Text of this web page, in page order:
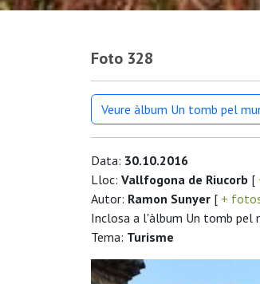
Foto 328
Veure àlbum Un tomb pel
Data: 30.10.2016
Lloc: Vallfogona de Riucorb [
Autor: Ramon Sunyer [ +
Inclosa a l'àlbum Un tomb pel
Tema: Turisme